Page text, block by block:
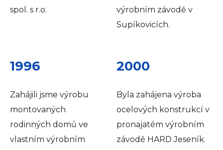
spol. s r.o.
výrobním závodě v
Supíkovicích.
1996
Zahájili jsme výrobu
montovaných
rodinných domů ve
vlastním výrobním
2000
Byla zahájena výroba
ocelových konstrukcí v
pronajatém výrobním
závodě HARD Jeseník.